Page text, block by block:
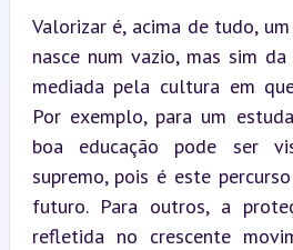
Valorizar é, acima de tudo,
nasce num vazio, mas sim
mediada pela cultura em
Por exemplo, para um
boa educação pode ser
supremo, pois é este
futuro. Para outros, a
refletida no crescente